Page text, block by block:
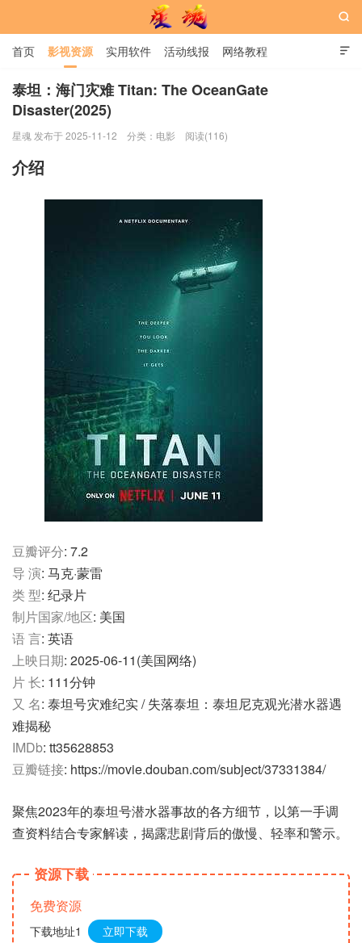
星魂网

首页 影视资源 实用软件 活动线报 网络教程
用户中心 书籍 娱乐

泰坦：海门灾难 Titan: The OceanGate
Disaster(2025)
星魂 发布于 2025-11-12 分类： 电影 阅读(116)
介绍
豆瓣评分: 7.2
导 演: 马克·蒙雷
类 型: 纪录片
制片国家/地区: 美国
语 言: 英语
上映日期: 2025-06-11(美国网络)
片 长: 111分钟
又 名: 泰坦号灾难纪实 / 失落泰坦：泰坦尼克观光潜水器遇
难揭秘
IMDb: tt35628853
豆瓣链接: https://movie.douban.com/subject/37331384/
聚焦2023年的泰坦号潜水器事故的各方细节，以第一手调
查资料结合专家解读，揭露悲剧背后的傲慢、轻率和警示。
资源下载
免费资源
下载地址1 立即下载